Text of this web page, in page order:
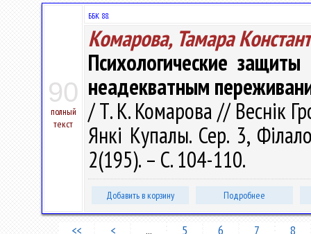
90
полный
текст
ББК 88.
Комарова, Тамара
Психологические
неадекватным
/ Т. К. Комарова // Веснік
Янкі Купалы. Сер. 3,
2(195). – С. 104-110.
Добавить в корзину Подробнее
<< < ... 5 6 7 8